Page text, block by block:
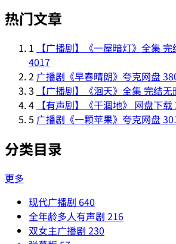
热门文章
1
【广播剧】《一屋暗灯》全集
4017
2 广播剧《早春晴朗》夸克网盘
3
【广播剧】《洄天》全集 完结
4 【有声剧】《干涸地》 网盘下载
5 广播剧《一颗苹果》夸克网盘
分类目录
更多
现代广播剧 640
全年龄多人有声剧 216
双女主广播剧 230